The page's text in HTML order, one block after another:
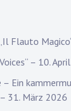
Flauto
– 10.
Ein
31. März 2026